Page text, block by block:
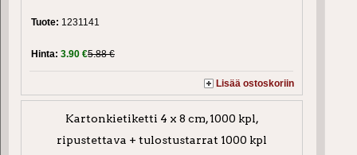
Tuote: 1231141
Hinta: 3.90 €5.88 €
Lisää ostoskoriin
Kartonkietiketti 4 x 8 cm, 1000 kpl,
ripustettava + tulostustarrat 1000 kpl